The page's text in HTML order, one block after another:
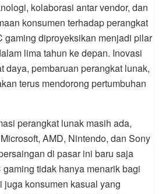
kolaborasi antar vendor, dan
konsumen terhadap perangkat
gaming diproyeksikan menjadi pilar
lima tahun ke depan. Inovasi
daya, pembaruan perangkat lunak,
terus mendorong pertumbuhan
perangkat lunak masih ada,
AMD, Nintendo, dan Sony
di pasar ini baru saja
tidak hanya menarik bagi
juga konsumen kasual yang